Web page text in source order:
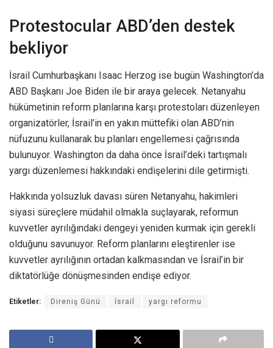
Protestocular ABD’den destek
bekliyor
İsrail Cumhurbaşkanı Isaac Herzog ise bugün Washington’da
ABD Başkanı Joe Biden ile bir araya gelecek. Netanyahu
hükümetinin reform planlarına karşı protestoları düzenleyen
organizatörler, İsrail’in en yakın müttefiki olan ABD’nin
nüfuzunu kullanarak bu planları engellemesi çağrısında
bulunuyor. Washington da daha önce İsrail’deki tartışmalı
yargı düzenlemesi hakkındaki endişelerini dile getirmişti.
Hakkında yolsuzluk davası süren Netanyahu, hakimleri
siyasi süreçlere müdahil olmakla suçlayarak, reformun
kuvvetler ayrılığındaki dengeyi yeniden kurmak için gerekli
olduğunu savunuyor. Reform planlarını eleştirenler ise
kuvvetler ayrılığının ortadan kalkmasından ve İsrail’in bir
diktatörlüğe dönüşmesinden endişe ediyor.
Etiketler: Direniş Günü İsrail yargı reformu